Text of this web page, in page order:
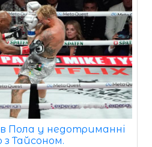
Пола у недотриманні
з Тайсоном.